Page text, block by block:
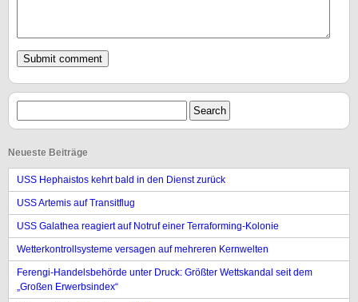
Neueste Beiträge
USS Hephaistos kehrt bald in den Dienst zurück
USS Artemis auf Transitflug
USS Galathea reagiert auf Notruf einer Terraforming-Kolonie
Wetterkontrollsysteme versagen auf mehreren Kernwelten
Ferengi-Handelsbehörde unter Druck: Größter Wettskandal seit dem
„Großen Erwerbsindex“